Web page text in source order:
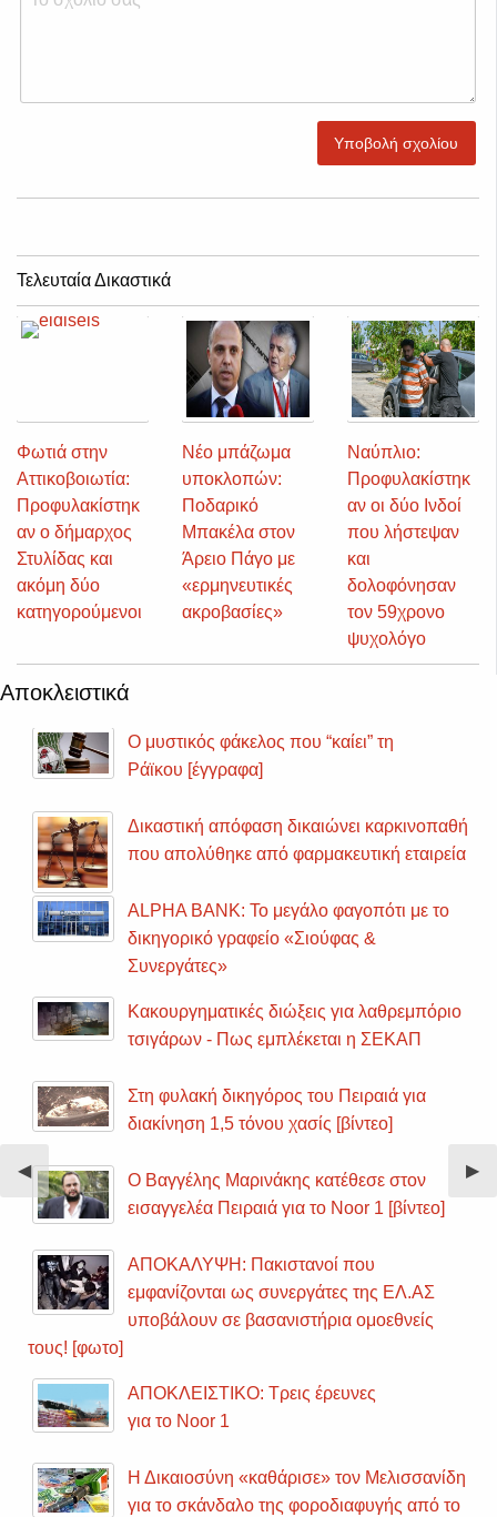
Υποβολή σχολίου
Τελευταία Δικαστικά
Φωτιά στην
Αττικοβοιωτία:
Προφυλακίστηκ
αν ο δήμαρχος
Στυλίδας και
ακόμη δύο
κατηγορούμενοι
Νέο μπάζωμα
υποκλοπών:
Ποδαρικό
Μπακέλα στον
Άρειο Πάγο με
«ερμηνευτικές
ακροβασίες»
Ναύπλιο:
Προφυλακίστηκ
αν οι δύο Ινδοί
που λήστεψαν
και
δολοφόνησαν
τον 59χρονο
ψυχολόγο
Αποκλειστικά
Previous
Slide
◀︎ ▶︎
Ο μυστικός φάκελος που “καίει” τη
Ράϊκου [έγγραφα]
Δικαστική απόφαση δικαιώνει καρκινοπαθή
που απολύθηκε από φαρμακευτική εταιρεία
ALPHA BANK: Το μεγάλο φαγοπότι με το
δικηγορικό γραφείο «Σιούφας &
Συνεργάτες»
Κακουργηματικές διώξεις για λαθρεμπόριο
τσιγάρων - Πως εμπλέκεται η ΣΕΚΑΠ
Στη φυλακή δικηγόρος του Πειραιά για
διακίνηση 1,5 τόνου χασίς [βίντεο]
Ο Βαγγέλης Μαρινάκης κατέθεσε στον
εισαγγελέα Πειραιά για το Noor 1 [βίντεο]
ΑΠΟΚΑΛΥΨΗ: Πακιστανοί που
εμφανίζονται ως συνεργάτες της ΕΛ.ΑΣ
υποβάλουν σε βασανιστήρια ομοεθνείς
τους! [φωτο]
ΑΠΟΚΛΕΙΣΤΙΚΟ: Τρεις έρευνες
για το Noor 1
Η Δικαιοσύνη «καθάρισε» τον Μελισσανίδη
για το σκάνδαλο της φοροδιαφυγής από το